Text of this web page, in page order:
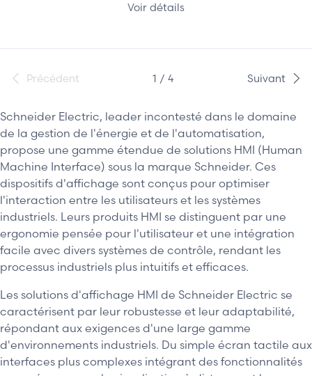
Schneider Electric, leader incontesté dans le domaine
de la gestion de l'énergie et de l'automatisation,
propose une gamme étendue de solutions HMI (Human
Machine Interface) sous la marque Schneider. Ces
dispositifs d'affichage sont conçus pour optimiser
l'interaction entre les utilisateurs et les systèmes
industriels. Leurs produits HMI se distinguent par une
ergonomie pensée pour l'utilisateur et une intégration
facile avec divers systèmes de contrôle, rendant les
processus industriels plus intuitifs et efficaces.
Les solutions d'affichage HMI de Schneider Electric se
caractérisent par leur robustesse et leur adaptabilité,
répondant aux exigences d'une large gamme
d'environnements industriels. Du simple écran tactile aux
interfaces plus complexes intégrant des fonctionnalités
Voir détails
Précédent 1 / 4 Suivant